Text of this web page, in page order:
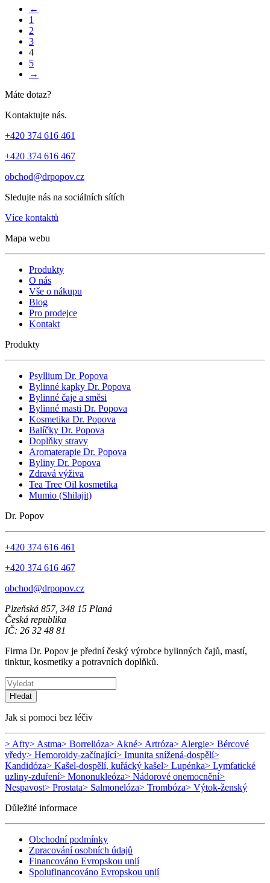
←
1
2
3
4
5
→
Máte dotaz?
Kontaktujte nás.
+420 374 616 461
+420 374 616 467
obchod@drpopov.cz
Sledujte nás na sociálních sítích
Více kontaktů
Mapa webu
Produkty
O nás
Vše o nákupu
Blog
Pro prodejce
Kontakt
Produkty
Psyllium Dr. Popova
Bylinné kapky Dr. Popova
Bylinné čaje a směsi
Bylinné masti Dr. Popova
Kosmetika Dr. Popova
Balíčky Dr. Popova
Doplňky stravy
Aromaterapie Dr. Popova
Byliny Dr. Popova
Zdravá výživa
Tea Tree Oil kosmetika
Mumio (Shilajit)
Dr. Popov
+420 374 616 461
+420 374 616 467
obchod@drpopov.cz
Plzeňská 857, 348 15 Planá
Česká republika
IČ: 26 32 48 81
Firma Dr. Popov je přední český výrobce bylinných čajů, mastí,
tinktur, kosmetiky a potravních doplňků.
Hledat
Jak si pomoci bez léčiv
> Afty> Astma> Borrelióza> Akné> Artróza> Alergie> Bércové
vředy> Hemoroidy-začínající> Imunita snížená-dospělí>
Kandidóza> Kašel-dospělí, kuřácký kašel> Lupénka> Lymfatické
uzliny-zduření> Mononukleóza> Nádorové onemocnění>
Nespavost> Prostata> Salmonelóza> Trombóza> Výtok-ženský
Důležité informace
Obchodní podmínky
Zpracování osobních údajů
Financováno Evropskou unií
Spolufinancováno Evropskou unií